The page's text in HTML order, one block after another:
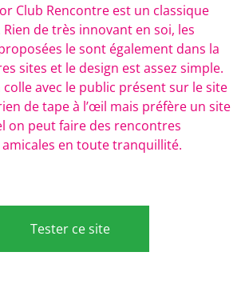
Club Rencontre est un classique
de très innovant en soi, les
le sont également dans la
sites et le design est assez simple.
avec le public présent sur le site
de tape à l’œil mais préfère un site
on peut faire des rencontres
en toute tranquillité.
Tester ce site